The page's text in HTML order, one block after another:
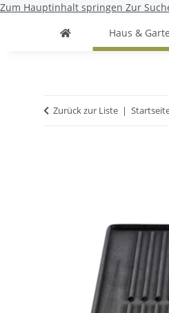
Zum Hauptinhalt springen Zur
Haus &
Zurück zur Liste